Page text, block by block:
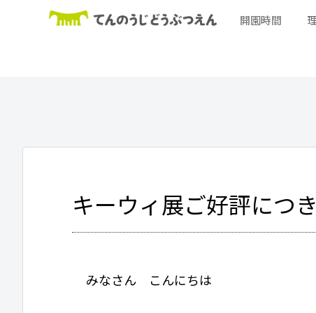
開園時間
キーウィ展ご好評につき
みなさん こんにちは